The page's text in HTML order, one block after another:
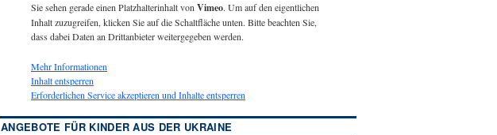
Sie sehen gerade einen Platzhalterinhalt von Vimeo. Um auf den eigentlichen
Inhalt zuzugreifen, klicken Sie auf die Schaltfläche unten. Bitte beachten Sie,
dass dabei Daten an Drittanbieter weitergegeben werden.
Mehr Informationen
Inhalt entsperren
Erforderlichen Service akzeptieren und Inhalte entsperren
ANGEBOTE FÜR KINDER AUS DER UKRAINE